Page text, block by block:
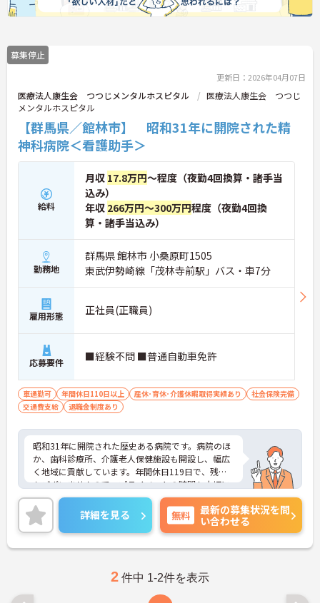
募集停止
更新日：2026年04月07日
医療法人康生会 つつじメンタルホスピタル
医療法人康生会 つつじ
メンタルホスピタル
【群馬県／館林市】 昭和31年に開院された精
神科病院＜看護助手＞
給料
月収 17.8万円～程度（夜勤4回換算・諸手当
込み）
年収 266万円～300万円程度（夜勤4回換
算・諸手当込み）
勤務地
群馬県 館林市 小桑原町1505
東武伊勢崎線「茂林寺前駅」バス・車7分
雇用形態 正社員(正職員)
応募要件 ■経験不問 ■普通自動車免許
車通勤可 年間休日110日以上 産休･育休･介護休暇取得実績あり
社会保険完備
交通費支給
退職金制度あり
昭和31年に開院された歴史ある病院です。病院のほ
か、歯科診療所、介護老人保健施設も開設し、幅広
く地域に貢献しています。年間休日119日で、残業
もございませんので、プライベートの時間も大切に
しながらご勤務いただけます。ご興味ある方には、
面接のポイントなど、さらに詳細をお話致しますの
でお気軽にご相談ください。
詳細を見る 無料
最新の募集状況を問
い合わせる
2 件中 1-2件を表示